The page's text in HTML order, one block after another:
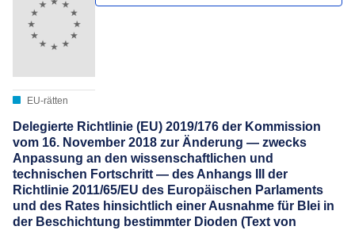
EU-rätten
Delegierte Richtlinie (EU) 2019/176 der Kommission
vom 16. November 2018 zur Änderung — zwecks
Anpassung an den wissenschaftlichen und
technischen Fortschritt — des Anhangs III der
Richtlinie 2011/65/EU des Europäischen Parlaments
und des Rates hinsichtlich einer Ausnahme für Blei in
der Beschichtung bestimmter Dioden (Text von